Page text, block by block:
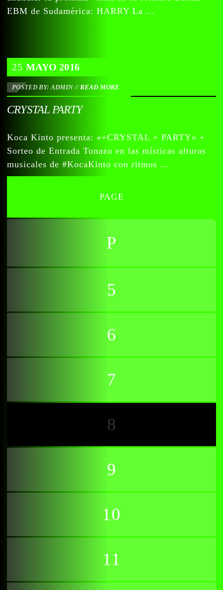
EBM de Sudamérica: HARRY La ...
25MAYO2016
POSTED BY: ADMIN//READ MORE
CRYSTAL PARTY
Koca Kinto presenta: «+CRYSTAL + PARTY» +
Sorteo de Entrada Tonazo en las místicas alturas
musicales de #KocaKinto con ritmos ...
PAGE
5
6
7
8
9
10
11